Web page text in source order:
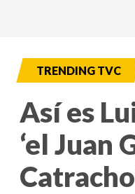
TRENDING TVC
Así es
‘el Juan